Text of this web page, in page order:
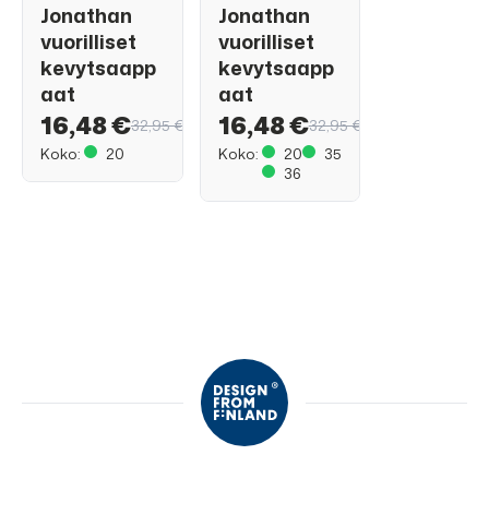
Jonathan
vuorilliset
kevytsaapp
aat
16,48 €32,95 €
Koko:
20
Jonathan
vuorilliset
kevytsaapp
aat
16,48 €32,95 €
Koko:
20
35
36